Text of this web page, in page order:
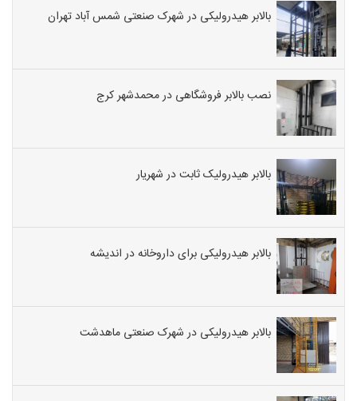
بالابر هیدرولیکی در شهرک صنعتی شمس آباد تهران
نصب بالابر فروشگاهی در محمدشهر کرج
بالابر هیدرولیک ثابت در شهریار
بالابر هیدرولیکی برای داروخانه در اندیشه
بالابر هیدرولیکی در شهرک صنعتی ماهدشت